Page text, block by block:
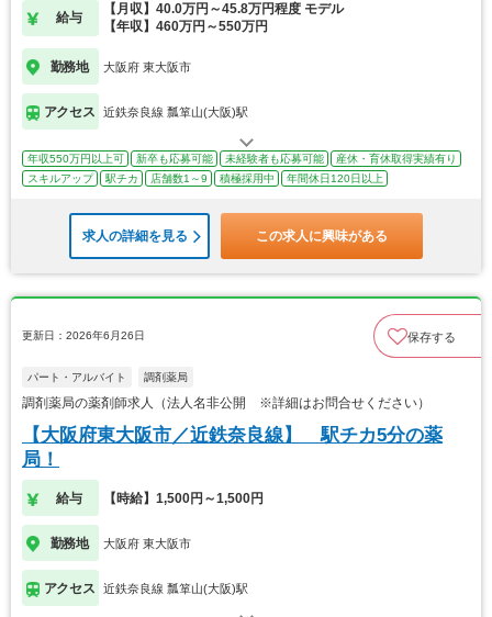
給与
【月収】40.0万円～45.8万円程度 モデル
【年収】460万円～550万円
勤務地 大阪府 東大阪市
アクセス 近鉄奈良線 瓢箪山(大阪)駅
年収550万円以上可 新卒も応募可能 未経験者も応募可能
産休・育休取得実績有り
スキルアップ
駅チカ 店舗数1～9 積極採用中 年間休日120日以上
求人の詳細を見る この求人に興味がある
更新日：2026年6月26日 保存する
パート・アルバイト 調剤薬局
調剤薬局の薬剤師求人（法人名非公開 ※詳細はお問合せください）
【大阪府東大阪市／近鉄奈良線】 駅チカ5分の薬
局！
給与 【時給】1,500円～1,500円
勤務地 大阪府 東大阪市
アクセス 近鉄奈良線 瓢箪山(大阪)駅